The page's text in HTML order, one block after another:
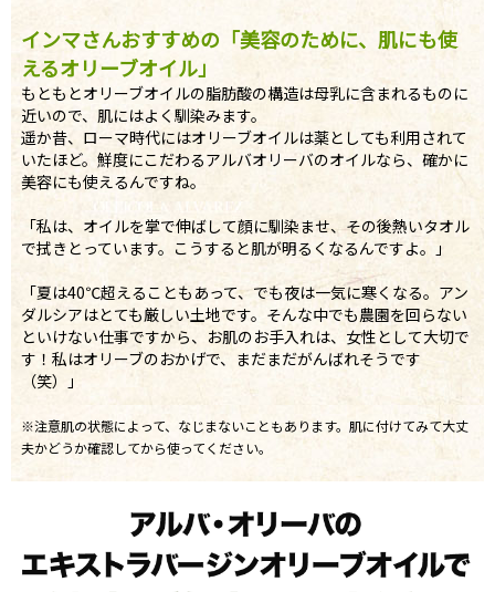
インマさんおすすめの「美容のために、肌にも使
えるオリーブオイル」
もともとオリーブオイルの脂肪酸の構造は母乳に含まれるものに
近いので、肌にはよく馴染みます。
遥か昔、ローマ時代にはオリーブオイルは薬としても利用されて
いたほど。鮮度にこだわるアルバオリーバのオイルなら、確かに
美容にも使えるんですね。
「私は、オイルを掌で伸ばして顔に馴染ませ、その後熱いタオル
で拭きとっています。こうすると肌が明るくなるんですよ。」
「夏は40℃超えることもあって、でも夜は一気に寒くなる。アン
ダルシアはとても厳しい土地です。そんな中でも農園を回らない
といけない仕事ですから、お肌のお手入れは、女性として大切で
す！私はオリーブのおかげで、まだまだがんばれそうです
（笑）」
※注意肌の状態によって、なじまないこともあります。肌に付けてみて大丈
夫かどうか確認してから使ってください。